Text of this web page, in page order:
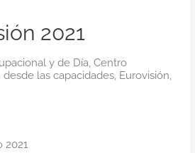
personal y familiar
de bienestar
Actualidad
2021
y de Día, Centro
las capacidades, Eurovisión,
2021